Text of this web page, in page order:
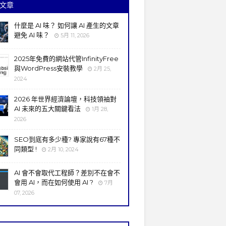
章
什麼是 AI 味？ 如何讓 AI 產生的文章
避免 AI 味？
5月 11, 2026
2025年免費的網站代管InfinityFree
與WordPress安裝教學
2月 25,
2024
2026 年世界經濟論壇，科技領袖對
AI 未來的五大關鍵看法
1月 28,
2026
SEO到底有多少種? 專家說有67種不
同類型 !
2月 10, 2024
AI 會不會取代工程師？差別不在會不
會用 AI，而在如何使用 AI ?
7月
07, 2026